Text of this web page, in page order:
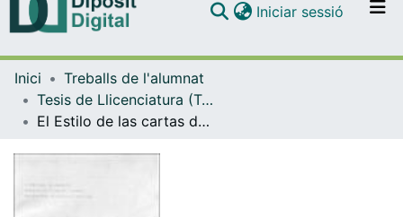
Navega per tot el DD
Com publicar
Iniciar sessió (current)
Inici
Treballs de l'alumnat
Tesis de Llicenciatura (Tesines) - Filosofia i Lletres
El Estilo de las cartas de Lope de Vega